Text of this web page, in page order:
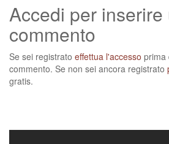
Accedi per inserire
commento
Se sei registrato effettua l'accesso prima
commento. Se non sei ancora registrato
gratis.